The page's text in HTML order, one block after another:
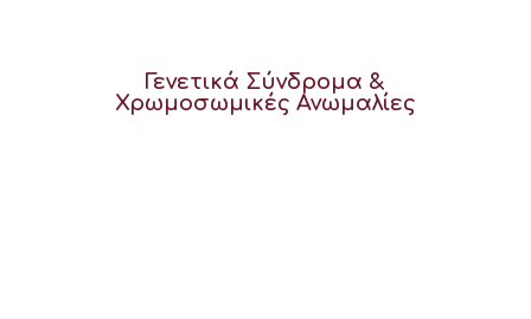
Γενετικά Σύνδρομα &
Χρωμοσωμικές Ανωμαλίες